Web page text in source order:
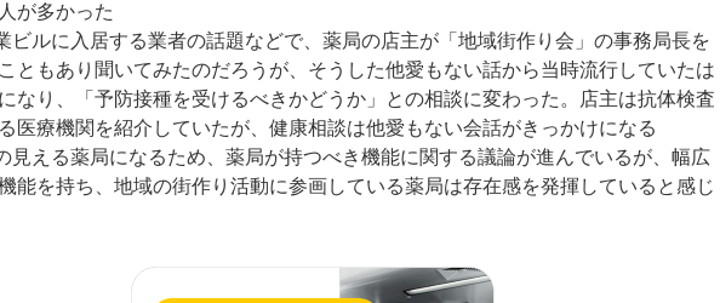
が多かった
ビルに入居する業者の話題などで、薬局の店主が「地域街作り会」の事務局長を
ともあり聞いてみたのだろうが、そうした他愛もない話から当時流行していたは
なり、「予防接種を受けるべきかどうか」との相談に変わった。店主は抗体検査
医療機関を紹介していたが、健康相談は他愛もない会話がきっかけになる
見える薬局になるため、薬局が持つべき機能に関する議論が進んでいるが、幅広
能を持ち、地域の街作り活動に参画している薬局は存在感を発揮していると感じ